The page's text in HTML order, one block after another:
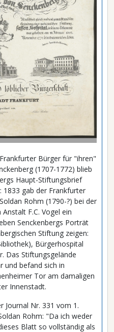
Bürger für "ihren"
(1707-1772) blieb
Haupt-Stiftungsbrief
1833 gab der Frankfurter
Rohm (1790-?) bei der
F.C. Vogel ein
Senckenbergs Porträt
Stiftung zeigen:
Bürgerhospital
Das Stiftungsgelände
und befand sich in
Tor am damaligen
Innenstadt.
Journal Nr. 331 vom 1.
Rohm: "Da ich weder
Blatt so vollständig als